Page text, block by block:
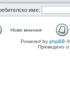
име:
Нови мнения
Powered by phpBB
Преведено